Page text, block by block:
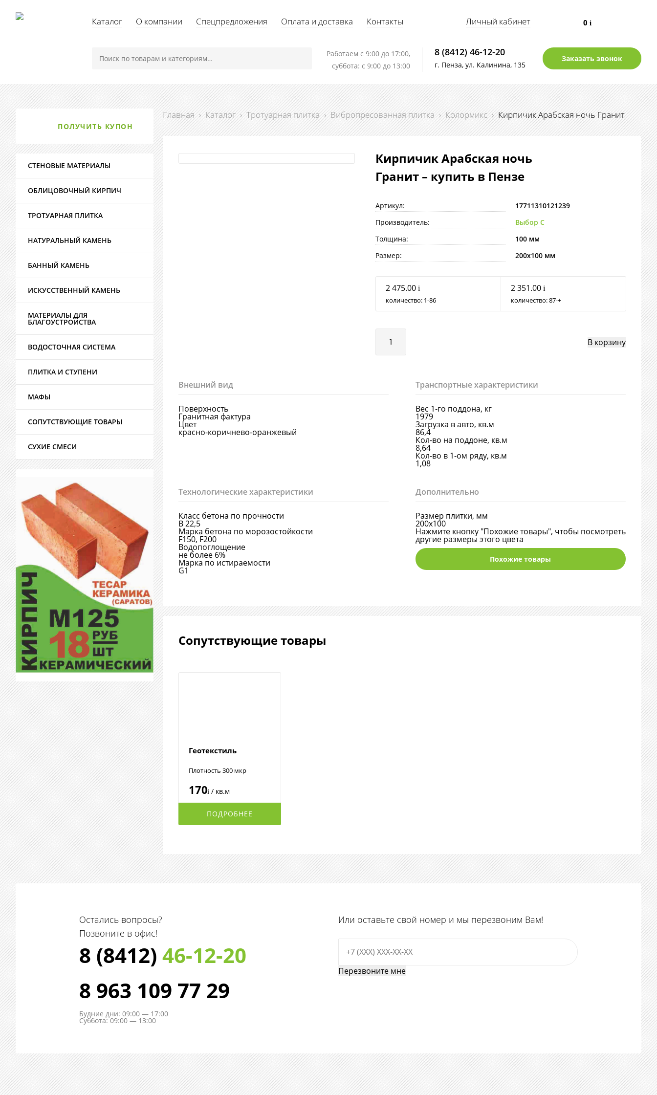
Каталог О компании Спецпредложения Оплата и доставка Контакты Личный кабинет 0i
Работаем c 9:00 до 17:00,
суббота: с 9:00 до 13:00
8 (8412) 46-12-20
г. Пенза, ул. Калинина, 135
Заказать звонок
Главная › Каталог › Тротуарная плитка › Вибропресованная плитка › Колормикс › Кирпичик Арабская ночь Гранит
Кирпичик Арабская ночь
Гранит – купить в Пензе
Артикул:
17711310121239
Производитель:
Выбор С
Толщина:
100 мм
Размер:
200х100 мм
2 475.00 i
количество: 1 86
2 351.00 i
количество:87 +
Внешний вид
Поверхность
Гранитная фактура
Цвет
красно-коричнево-оранжевый
Транспортные характеристики
Вес 1-го поддона, кг
1979
Загрузка в авто, кв.м
86,4
Кол-во на поддоне, кв.м
8,64
Кол-во в 1-ом ряду, кв.м
1,08
Технологические характеристики
Класс бетона по прочности
В 22,5
Марка бетона по морозостойкости
F150, F200
Водопоглощение
не более 6%
Марка по истираемости
G1
Дополнительно
Размер плитки, мм
200х100
Нажмите кнопку "Похожие товары", чтобы посмотреть
другие размеры этого цвета
Похожие товары
Сопутствующие товары
Геотекстиль
Плотность 300 мкр
170i/ кв.м
ПОДРОБНЕЕ
ПОЛУЧИТЬ КУПОН
СТЕНОВЫЕ МАТЕРИАЛЫ
ОБЛИЦОВОЧНЫЙ КИРПИЧ
ТРОТУАРНАЯ ПЛИТКА
НАТУРАЛЬНЫЙ КАМЕНЬ
БАННЫЙ КАМЕНЬ
ИСКУССТВЕННЫЙ КАМЕНЬ
МАТЕРИАЛЫ ДЛЯ
БЛАГОУСТРОЙСТВА
ВОДОСТОЧНАЯ СИСТЕМА
ПЛИТКА И СТУПЕНИ
МАФЫ
СОПУТСТВУЮЩИЕ ТОВАРЫ
СУХИЕ СМЕСИ
Остались вопросы?
Позвоните в офис!
8 (8412) 46-12-20
8 963 109 77 29
Будние дни: 09:00 — 17:00
Суббота: 09:00 — 13:00
Или оставьте свой номер и мы перезвоним Вам!